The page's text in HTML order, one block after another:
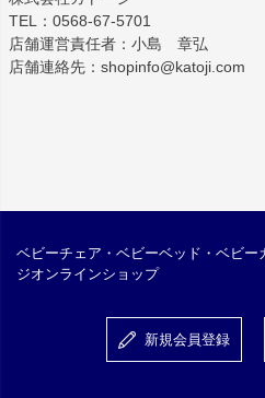
TEL：0568-67-5701
店舗運営責任者：小島 章弘
店舗連絡先：shopinfo@katoji.com
ベビーチェア・ベビーベッド・ベビ
ジオンラインショップ
新規会員登録